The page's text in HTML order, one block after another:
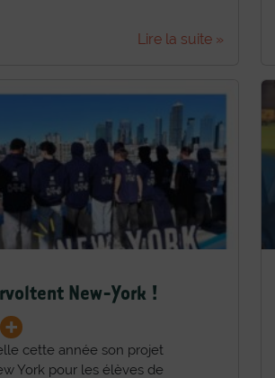
Lire la suite »
New-York !
cette année son projet
York pour les élèves de